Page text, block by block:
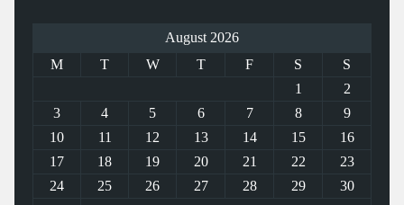
August 2026
M
T W T F S
S
1
2
3
4 5 6 7 8
9
10
11 12 13 14 15
16
17
18 19 20 21 22
23
24
25 26 27 28 29
30